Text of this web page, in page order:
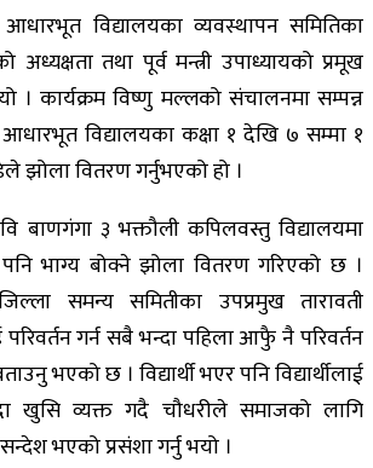
विद्यालयका व्यवस्थापन समितिका
अध्यक्षता तथा पूर्व मन्त्री उपाध्यायको प्रमूख
। कार्यक्रम विष्णु मल्लको संचालनमा सम्पन्न
विद्यालयका कक्षा १ देखि ७ सम्मा १
झोला वितरण गर्नुभएको हो ।
बाणगंगा ३ भक्तौली कपिलवस्तु विद्यालयमा
पनि भाग्य बोक्ने झोला वितरण गरिएको छ ।
समन्य समितीका उपप्रमुख तारावती
गर्न सबै भन्दा पहिला आफुै नै परिवर्तन
भएको छ । विद्यार्थी भएर पनि विद्यार्थीलाई
खुसि व्यक्त गदै चौधरीले समाजको लागि
भएको प्रसंशा गर्नु भयो ।